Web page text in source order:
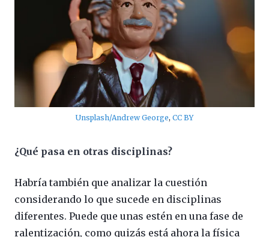
Unsplash/Andrew George, CC BY
¿Qué pasa en otras disciplinas?
Habría también que analizar la cuestión
considerando lo que sucede en disciplinas
diferentes. Puede que unas estén en una fase de
ralentización, como quizás está ahora la física